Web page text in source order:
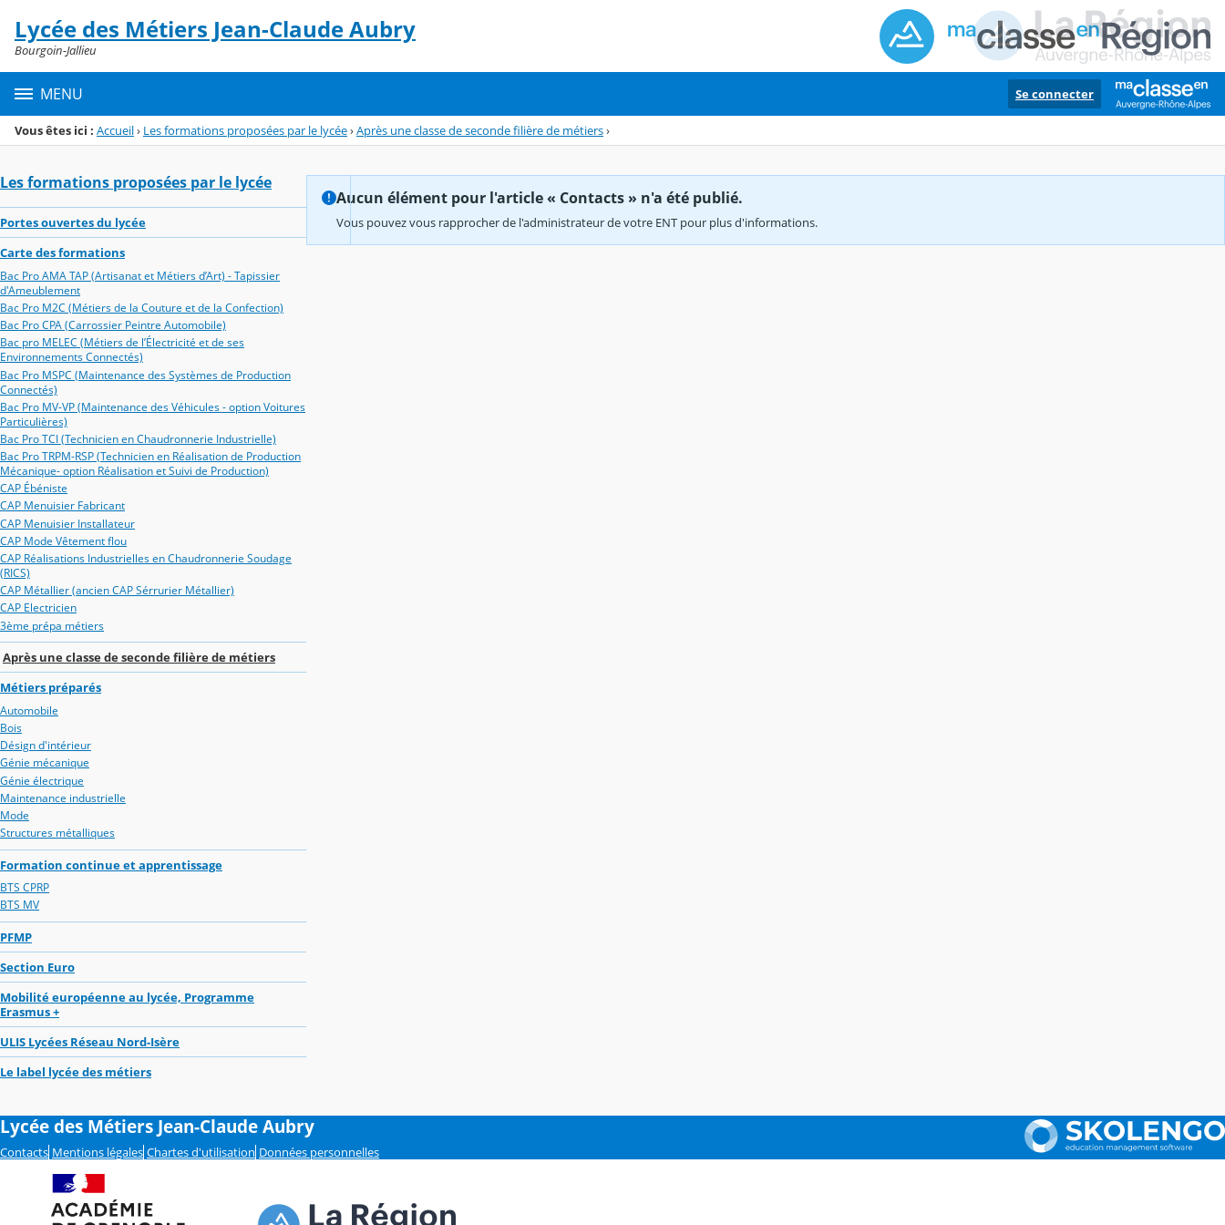
Menu de la rubrique
Contenu
Lycée des Métiers Jean-Claude Aubry
Bourgoin-Jallieu
MENU Se connecter
Vous êtes ici : Accueil› Les formations proposées par le lycée›Après une classe de seconde filière de métiers›
Les formations proposées par le lycée
Portes ouvertes du lycée
Carte des formations
Bac Pro AMA TAP (Artisanat et Métiers d’Art) - Tapissier
d'Ameublement
Bac Pro M2C (Métiers de la Couture et de la Confection)
Bac Pro CPA (Carrossier Peintre Automobile)
Bac pro MELEC (Métiers de l’Électricité et de ses
Environnements Connectés)
Bac Pro MSPC (Maintenance des Systèmes de Production
Connectés)
Bac Pro MV-VP (Maintenance des Véhicules - option Voitures
Particulières)
Bac Pro TCI (Technicien en Chaudronnerie Industrielle)
Bac Pro TRPM-RSP (Technicien en Réalisation de Production
Mécanique- option Réalisation et Suivi de Production)
CAP Ébéniste
CAP Menuisier Fabricant
CAP Menuisier Installateur
CAP Mode Vêtement flou
CAP Réalisations Industrielles en Chaudronnerie Soudage
(RICS)
CAP Métallier (ancien CAP Sérrurier Métallier)
CAP Electricien
3ème prépa métiers
Après une classe de seconde filière de métiers
Métiers préparés
Automobile
Bois
Désign d'intérieur
Génie mécanique
Génie électrique
Maintenance industrielle
Mode
Structures métalliques
Formation continue et apprentissage
BTS CPRP
BTS MV
PFMP
Section Euro
Mobilité européenne au lycée, Programme
Erasmus +
ULIS Lycées Réseau Nord-Isère
Le label lycée des métiers
Aucun élément pour l'article « Contacts » n'a été publié.
Vous pouvez vous rapprocher de l'administrateur de votre ENT pour plus d'informations.
Lycée des Métiers Jean-Claude Aubry
Contacts Mentions légales Chartes d'utilisation Données personnelles